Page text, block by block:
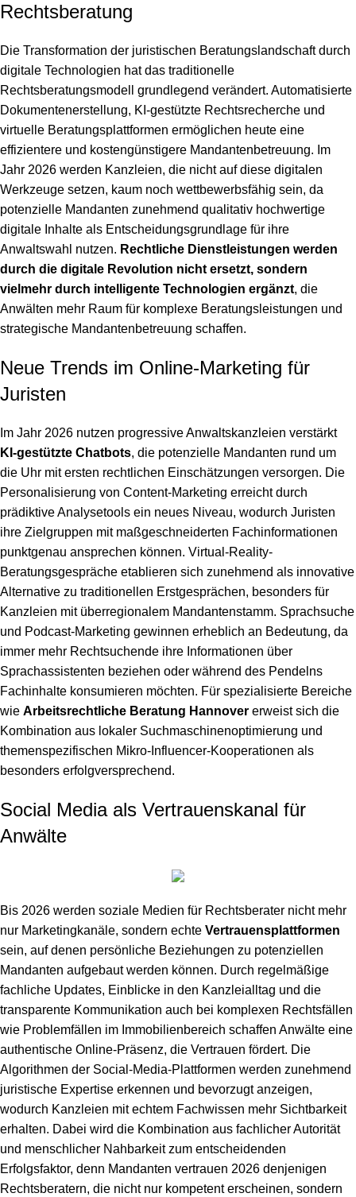
Rechtsberatung
Die Transformation der juristischen Beratungslandschaft durch
digitale Technologien hat das traditionelle
Rechtsberatungsmodell grundlegend verändert. Automatisierte
Dokumentenerstellung, KI-gestützte Rechtsrecherche und
virtuelle Beratungsplattformen ermöglichen heute eine
effizientere und kostengünstigere Mandantenbetreuung. Im
Jahr 2026 werden Kanzleien, die nicht auf diese digitalen
Werkzeuge setzen, kaum noch wettbewerbsfähig sein, da
potenzielle Mandanten zunehmend qualitativ hochwertige
digitale Inhalte als Entscheidungsgrundlage für ihre
Anwaltswahl nutzen. Rechtliche Dienstleistungen werden
durch die digitale Revolution nicht ersetzt, sondern
vielmehr durch intelligente Technologien ergänzt, die
Anwälten mehr Raum für komplexe Beratungsleistungen und
strategische Mandantenbetreuung schaffen.
Neue Trends im Online-Marketing für
Juristen
Im Jahr 2026 nutzen progressive Anwaltskanzleien verstärkt
KI-gestützte Chatbots, die potenzielle Mandanten rund um
die Uhr mit ersten rechtlichen Einschätzungen versorgen. Die
Personalisierung von Content-Marketing erreicht durch
prädiktive Analysetools ein neues Niveau, wodurch Juristen
ihre Zielgruppen mit maßgeschneiderten Fachinformationen
punktgenau ansprechen können. Virtual-Reality-
Beratungsgespräche etablieren sich zunehmend als innovative
Alternative zu traditionellen Erstgesprächen, besonders für
Kanzleien mit überregionalem Mandantenstamm. Sprachsuche
und Podcast-Marketing gewinnen erheblich an Bedeutung, da
immer mehr Rechtsuchende ihre Informationen über
Sprachassistenten beziehen oder während des Pendelns
Fachinhalte konsumieren möchten. Für spezialisierte Bereiche
wie Arbeitsrechtliche Beratung Hannover erweist sich die
Kombination aus lokaler Suchmaschinenoptimierung und
themenspezifischen Mikro-Influencer-Kooperationen als
besonders erfolgversprechend.
Social Media als Vertrauenskanal für
Anwälte
Bis 2026 werden soziale Medien für Rechtsberater nicht mehr
nur Marketingkanäle, sondern echte Vertrauensplattformen
sein, auf denen persönliche Beziehungen zu potenziellen
Mandanten aufgebaut werden können. Durch regelmäßige
fachliche Updates, Einblicke in den Kanzleialltag und die
transparente Kommunikation auch bei komplexen Rechtsfällen
wie Problemfällen im Immobilienbereich schaffen Anwälte eine
authentische Online-Präsenz, die Vertrauen fördert. Die
Algorithmen der Social-Media-Plattformen werden zunehmend
juristische Expertise erkennen und bevorzugt anzeigen,
wodurch Kanzleien mit echtem Fachwissen mehr Sichtbarkeit
erhalten. Dabei wird die Kombination aus fachlicher Autorität
und menschlicher Nahbarkeit zum entscheidenden
Erfolgsfaktor, denn Mandanten vertrauen 2026 denjenigen
Rechtsberatern, die nicht nur kompetent erscheinen, sondern